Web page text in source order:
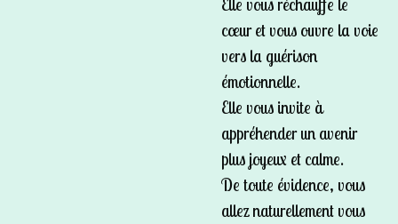
cœur et vous ouvre la voie
vers la guérison
émotionnelle.
Elle vous invite à
appréhender un avenir
plus joyeux et calme.
De toute évidence, vous
allez naturellement vous